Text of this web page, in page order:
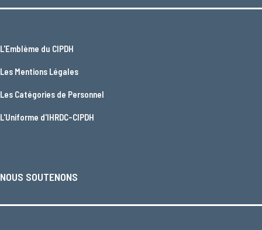
L'Emblème du CIPDH
Les Mentions Légales
Les Catégories de Personnel
L'Uniforme d'IHRDC-CIPDH
NOUS SOUTENONS